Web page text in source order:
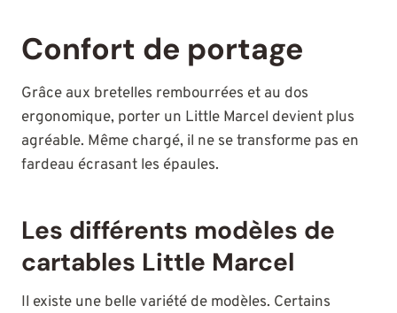
Confort de portage
Grâce aux bretelles rembourrées et au dos
ergonomique, porter un Little Marcel devient plus
agréable. Même chargé, il ne se transforme pas en
fardeau écrasant les épaules.
Les différents modèles de
cartables Little Marcel
Il existe une belle variété de modèles. Certains